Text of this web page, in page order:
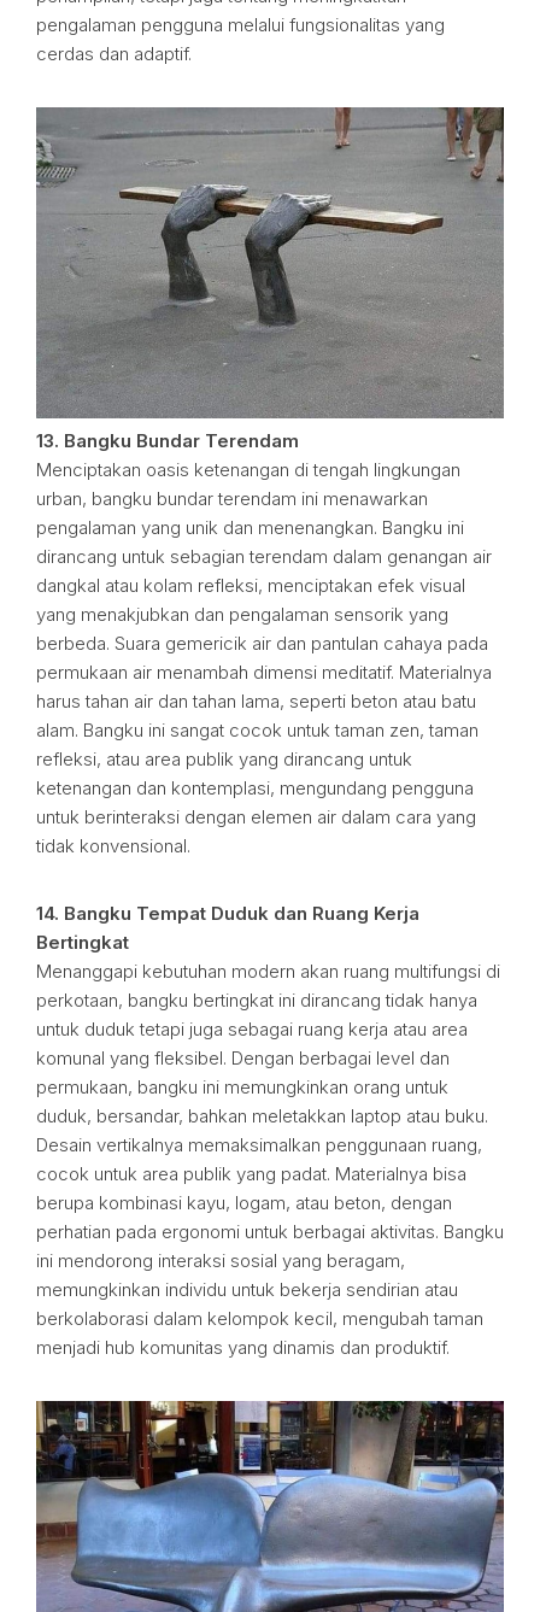
pengalaman pengguna melalui fungsionalitas yang
cerdas dan adaptif.
13. Bangku Bundar Terendam
Menciptakan oasis ketenangan di tengah lingkungan
urban, bangku bundar terendam ini menawarkan
pengalaman yang unik dan menenangkan. Bangku ini
dirancang untuk sebagian terendam dalam genangan air
dangkal atau kolam refleksi, menciptakan efek visual
yang menakjubkan dan pengalaman sensorik yang
berbeda. Suara gemericik air dan pantulan cahaya pada
permukaan air menambah dimensi meditatif. Materialnya
harus tahan air dan tahan lama, seperti beton atau batu
alam. Bangku ini sangat cocok untuk taman zen, taman
refleksi, atau area publik yang dirancang untuk
ketenangan dan kontemplasi, mengundang pengguna
untuk berinteraksi dengan elemen air dalam cara yang
tidak konvensional.
14. Bangku Tempat Duduk dan Ruang Kerja
Bertingkat
Menanggapi kebutuhan modern akan ruang multifungsi di
perkotaan, bangku bertingkat ini dirancang tidak hanya
untuk duduk tetapi juga sebagai ruang kerja atau area
komunal yang fleksibel. Dengan berbagai level dan
permukaan, bangku ini memungkinkan orang untuk
duduk, bersandar, bahkan meletakkan laptop atau buku.
Desain vertikalnya memaksimalkan penggunaan ruang,
cocok untuk area publik yang padat. Materialnya bisa
berupa kombinasi kayu, logam, atau beton, dengan
perhatian pada ergonomi untuk berbagai aktivitas. Bangku
ini mendorong interaksi sosial yang beragam,
memungkinkan individu untuk bekerja sendirian atau
berkolaborasi dalam kelompok kecil, mengubah taman
menjadi hub komunitas yang dinamis dan produktif.